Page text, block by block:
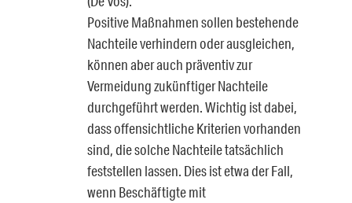
Positive Maßnahmen sollen bestehende
Nachteile verhindern oder ausgleichen,
können aber auch präventiv zur
Vermeidung zukünftiger Nachteile
durchgeführt werden. Wichtig ist dabei,
dass offensichtliche Kriterien vorhanden
sind, die solche Nachteile tatsächlich
feststellen lassen. Dies ist etwa der Fall,
wenn Beschäftigte mit